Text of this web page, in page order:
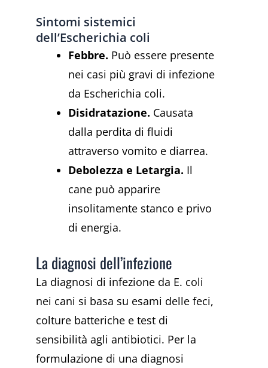
Sintomi sistemici
dell’Escherichia coli
Febbre. Può essere presente
nei casi più gravi di infezione
da Escherichia coli.
Disidratazione. Causata
dalla perdita di fluidi
attraverso vomito e diarrea.
Debolezza e Letargia. Il
cane può apparire
insolitamente stanco e privo
di energia.
La diagnosi dell’infezione
La diagnosi di infezione da E. coli
nei cani si basa su esami delle feci,
colture batteriche e test di
sensibilità agli antibiotici. Per la
formulazione di una diagnosi